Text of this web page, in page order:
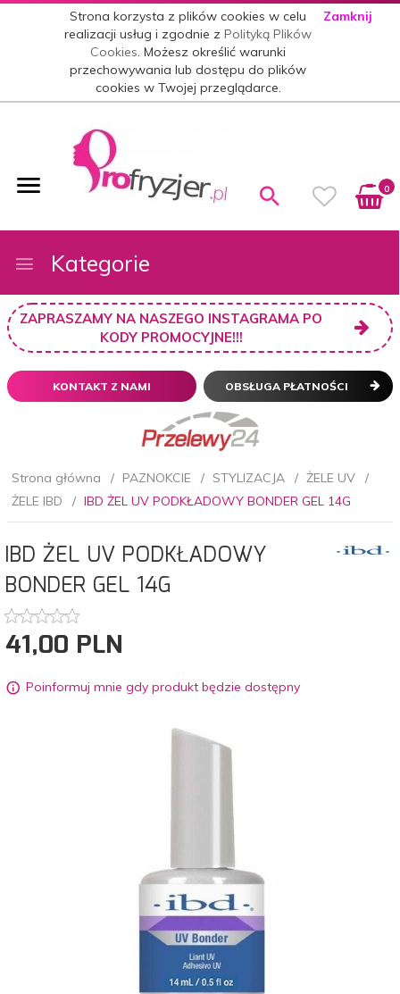
Strona korzysta z plików cookies w celu
realizacji usług i zgodnie zPolityką Plików
Cookies. Możesz określić warunki
przechowywania lub dostępu do plików
cookies w Twojej przeglądarce.
Zamknij
0
Kategorie
ZAPRASZAMY NA NASZEGO INSTAGRAMA PO
KODY PROMOCYJNE!!!
KONTAKT Z NAMI OBSŁUGA PŁATNOŚCI
Strona główna PAZNOKCIE STYLIZACJA
ŻELE UV
ŻELE IBD
IBD ŻEL UV PODKŁADOWY BONDER GEL 14G
IBD ŻEL UV PODKŁADOWY
BONDER GEL 14G
41,00 PLN
Poinformuj mnie gdy produkt będzie dostępny